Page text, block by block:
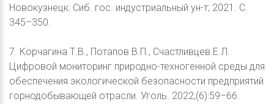
Новокузнецк: Сиб. гос. индустриальный ун-т; 2021. С.
345–350.
7. Корчагина Т.В., Потапов В.П., Счастливцев Е.Л.
Цифровой мониторинг природно-техногенной среды для
обеспечения экологической безопасности предприятий
горнодобывающей отрасли. Уголь. 2022;(6):59–66.